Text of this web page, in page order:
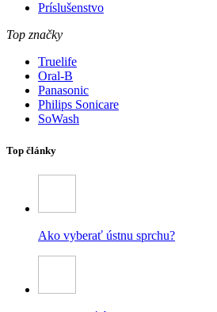
Príslušenstvo
Top značky
Truelife
Oral-B
Panasonic
Philips Sonicare
SoWash
Top články
Ako vyberať ústnu sprchu?